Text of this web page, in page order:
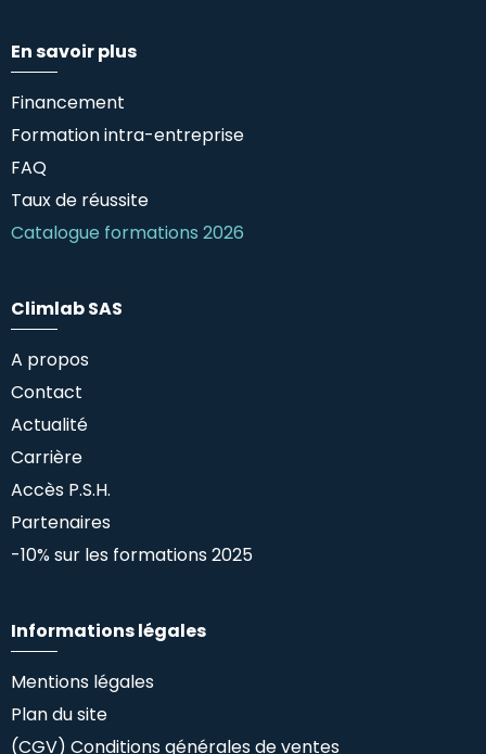
En savoir plus
Financement
Formation intra-entreprise
FAQ
Taux de réussite
Catalogue formations 2026
Climlab SAS
A propos
Contact
Actualité
Carrière
Accès P.S.H.
Partenaires
-10% sur les formations 2025
Informations légales
Mentions légales
Plan du site
(CGV) Conditions générales de ventes